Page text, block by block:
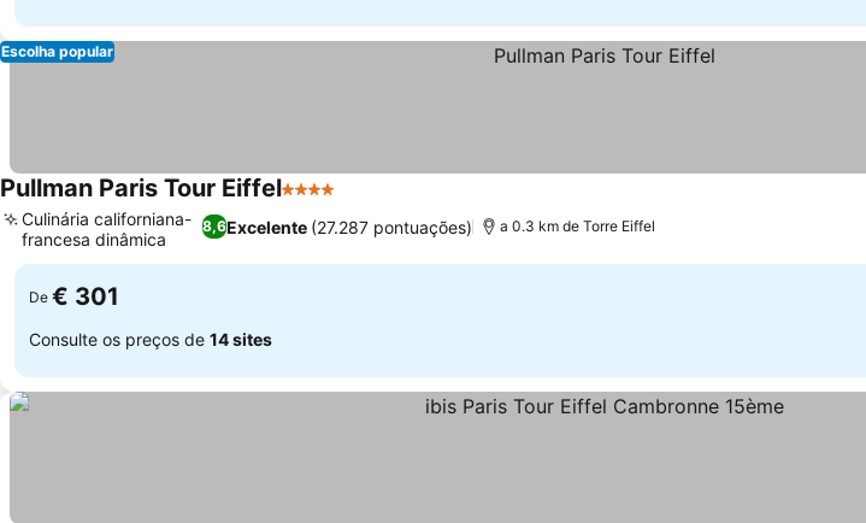
Escolha popular
Pullman Paris Tour Eiffel4 Estrelas
8,6Excelente (27.287 pontuações)
Culinária californiana-
francesa dinâmica
a 0.3 km de Torre Eiffel
De € 301
Consulte os preços de 14 sites